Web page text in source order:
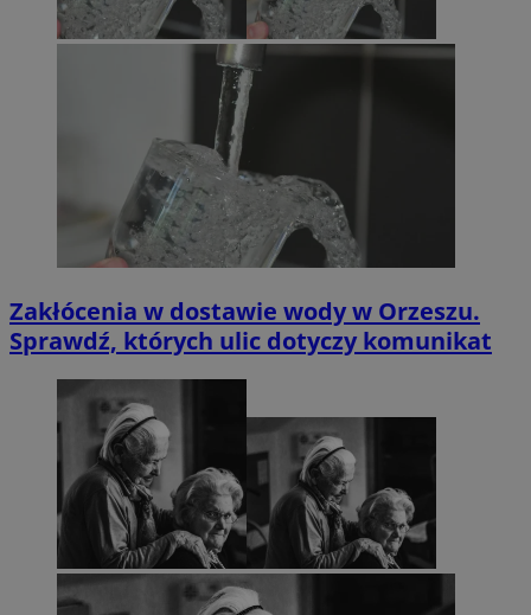
Zakłócenia w dostawie wody w Orzeszu.
Sprawdź, których ulic dotyczy komunikat